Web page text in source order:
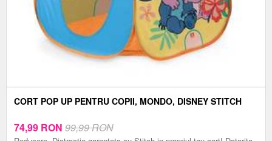
CORT POP UP PENTRU COPII, MONDO, DISNEY STITCH
74,99 RON 99,99 RON